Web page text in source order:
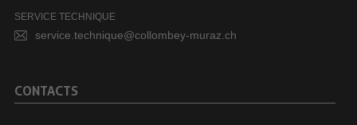
SERVICE TECHNIQUE
service.technique@collombey-muraz.ch
CONTACTS